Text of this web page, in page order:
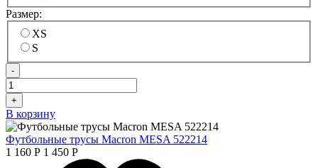
Размер:
XS
S
-
+
В корзину
Футбольные трусы Macron MESA 522214
1 160 Р 1 450 Р